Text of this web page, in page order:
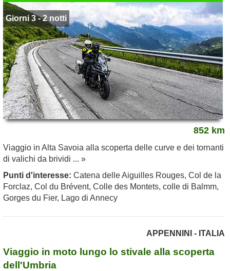
Giorni 3 - 2 notti
852 km
Viaggio in Alta Savoia alla scoperta delle curve e dei tornanti
di valichi da brividi ... »
Punti d'interesse: Catena delle Aiguilles Rouges, Col de la
Forclaz, Col du Brévent, Colle des Montets, colle di Balmm,
Gorges du Fier, Lago di Annecy
APPENNINI - ITALIA
Viaggio in moto lungo lo stivale alla scoperta
dell'Umbria